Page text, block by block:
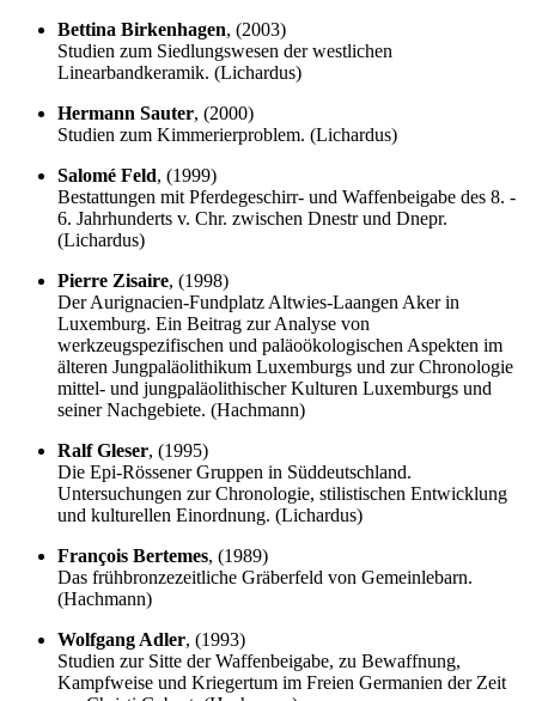
Bettina Birkenhagen, (2003)
Studien zum Siedlungswesen der westlichen
Linearbandkeramik. (Lichardus)
Hermann Sauter, (2000)
Studien zum Kimmerierproblem. (Lichardus)
Salomé Feld, (1999)
Bestattungen mit Pferdegeschirr- und Waffenbeigabe des 8. -
6. Jahrhunderts v. Chr. zwischen Dnestr und Dnepr.
(Lichardus)
Pierre Zisaire, (1998)
Der Aurignacien-Fundplatz Altwies-Laangen Aker in
Luxemburg. Ein Beitrag zur Analyse von
werkzeugspezifischen und paläoökologischen Aspekten im
älteren Jungpaläolithikum Luxemburgs und zur Chronologie
mittel- und jungpaläolithischer Kulturen Luxemburgs und
seiner Nachgebiete. (Hachmann)
Ralf Gleser, (1995)
Die Epi-Rössener Gruppen in Süddeutschland.
Untersuchungen zur Chronologie, stilistischen Entwicklung
und kulturellen Einordnung. (Lichardus)
François Bertemes, (1989)
Das frühbronzezeitliche Gräberfeld von Gemeinlebarn.
(Hachmann)
Wolfgang Adler, (1993)
Studien zur Sitte der Waffenbeigabe, zu Bewaffnung,
Kampfweise und Kriegertum im Freien Germanien der Zeit